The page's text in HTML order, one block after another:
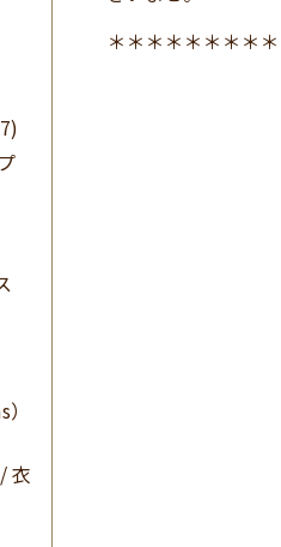
衣
＊＊＊＊＊＊＊＊